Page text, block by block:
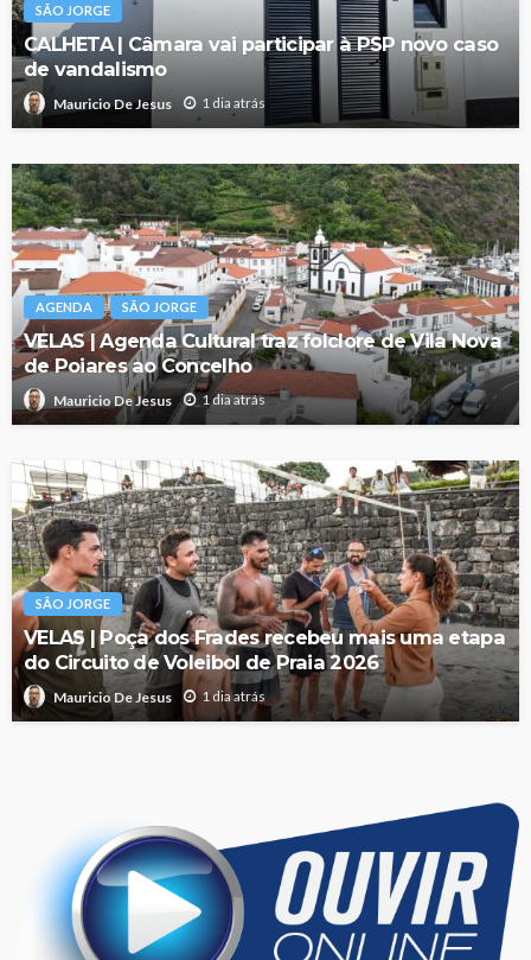
SÃO JORGE
CALHETA | Câmara vai participar à PSP novo caso
de vandalismo
Mauricio De Jesus 1 dia atrás
AGENDA SÃO JORGE
VELAS | Agenda Cultural traz folclore de Vila Nova
de Poiares ao Concelho
Mauricio De Jesus 1 dia atrás
SÃO JORGE
VELAS | Poça dos Frades recebeu mais uma etapa
do Circuito de Voleibol de Praia 2026
Mauricio De Jesus 1 dia atrás